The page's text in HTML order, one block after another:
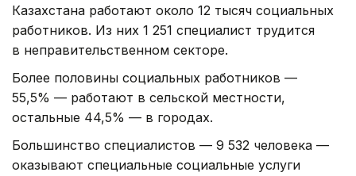
Казахстана работают около 12 тысяч социальных
работников. Из них 1 251 специалист трудится
в неправительственном секторе.
Более половины социальных работников —
55,5% — работают в сельской местности,
остальные 44,5% — в городах.
Большинство специалистов — 9 532 человека —
оказывают специальные социальные услуги